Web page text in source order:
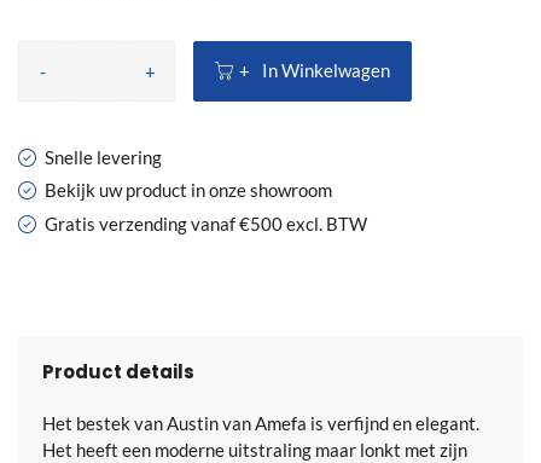
- + In Winkelwagen
Snelle levering
Bekijk uw product in onze showroom
Gratis verzending vanaf €500 excl. BTW
Product details
Het bestek van Austin van Amefa is verfijnd en elegant.
Het heeft een moderne uitstraling maar lonkt met zijn